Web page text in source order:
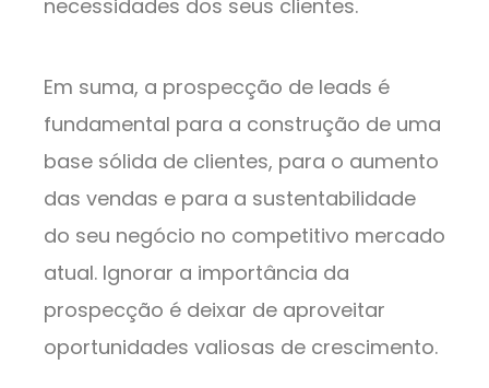
necessidades dos seus clientes.
Em suma, a prospecção de leads é
fundamental para a construção de uma
base sólida de clientes, para o aumento
das vendas e para a sustentabilidade
do seu negócio no competitivo mercado
atual. Ignorar a importância da
prospecção é deixar de aproveitar
oportunidades valiosas de crescimento.